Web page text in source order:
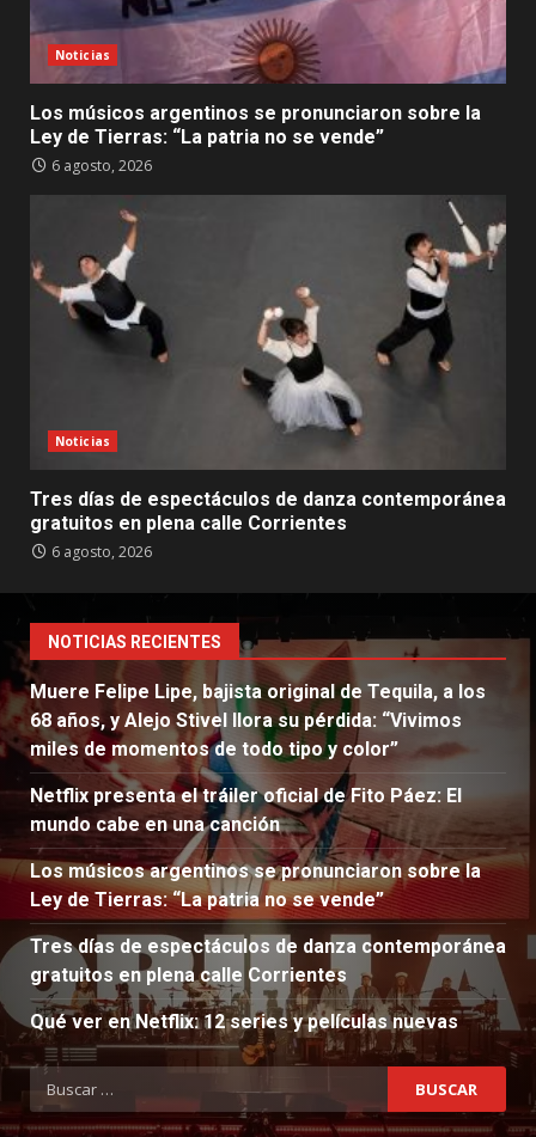
Noticias
Los músicos argentinos se pronunciaron sobre la
Ley de Tierras: “La patria no se vende”
6 agosto, 2026
Noticias
Tres días de espectáculos de danza contemporánea
gratuitos en plena calle Corrientes
6 agosto, 2026
NOTICIAS RECIENTES
Muere Felipe Lipe, bajista original de Tequila, a los
68 años, y Alejo Stivel llora su pérdida: “Vivimos
miles de momentos de todo tipo y color”
Netflix presenta el tráiler oficial de Fito Páez: El
mundo cabe en una canción
Los músicos argentinos se pronunciaron sobre la
Ley de Tierras: “La patria no se vende”
Tres días de espectáculos de danza contemporánea
gratuitos en plena calle Corrientes
Qué ver en Netflix: 12 series y películas nuevas
Buscar: